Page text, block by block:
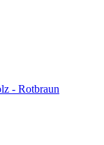
- Rotbraun